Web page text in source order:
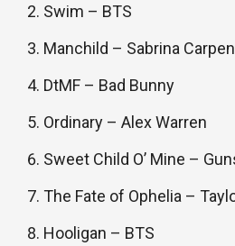
Swim – BTS
Manchild – Sabrina
DtMF – Bad Bunny
Ordinary – Alex Warren
Sweet Child O’ Mine –
The Fate of Ophelia –
Hooligan – BTS